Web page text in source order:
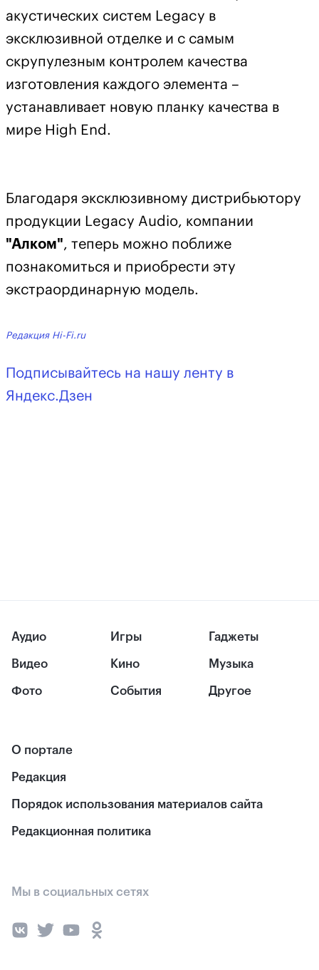
акустических систем Legacy в
эксклюзивной отделке и с самым
скрупулезным контролем качества
изготовления каждого элемента –
устанавливает новую планку качества в
мире High End.
Благодаря эксклюзивному дистрибьютору
продукции Legacy Audio, компании
"Алком", теперь можно поближе
познакомиться и приобрести эту
экстраординарную модель.
Редакция Hi-Fi.ru
Подписывайтесь на нашу ленту в
Яндекс.Дзен
Аудио
Видео
Фото
Игры
Кино
События
Гаджеты
Музыка
Другое
О портале
Редакция
Порядок использования материалов сайта
Редакционная политика
Мы в социальных сетях